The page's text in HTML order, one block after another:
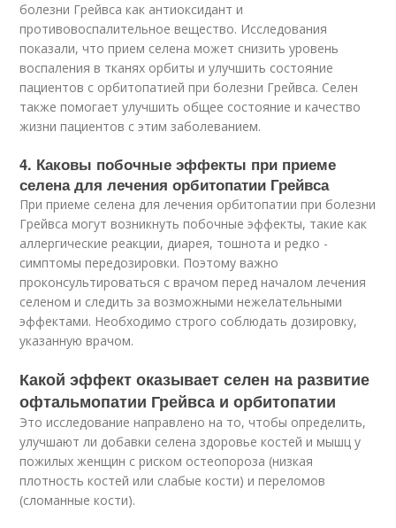
болезни Грейвса как антиоксидант и
противовоспалительное вещество. Исследования
показали, что прием селена может снизить уровень
воспаления в тканях орбиты и улучшить состояние
пациентов с орбитопатией при болезни Грейвса. Селен
также помогает улучшить общее состояние и качество
жизни пациентов с этим заболеванием.
4. Каковы побочные эффекты при приеме
селена для лечения орбитопатии Грейвса
При приеме селена для лечения орбитопатии при болезни
Грейвса могут возникнуть побочные эффекты, такие как
аллергические реакции, диарея, тошнота и редко -
симптомы передозировки. Поэтому важно
проконсультироваться с врачом перед началом лечения
селеном и следить за возможными нежелательными
эффектами. Необходимо строго соблюдать дозировку,
указанную врачом.
Какой эффект оказывает селен на развитие
офтальмопатии Грейвса и орбитопатии
Это исследование направлено на то, чтобы определить,
улучшают ли добавки селена здоровье костей и мышц у
пожилых женщин с риском остеопороза (низкая
плотность костей или слабые кости) и переломов
(сломанные кости).